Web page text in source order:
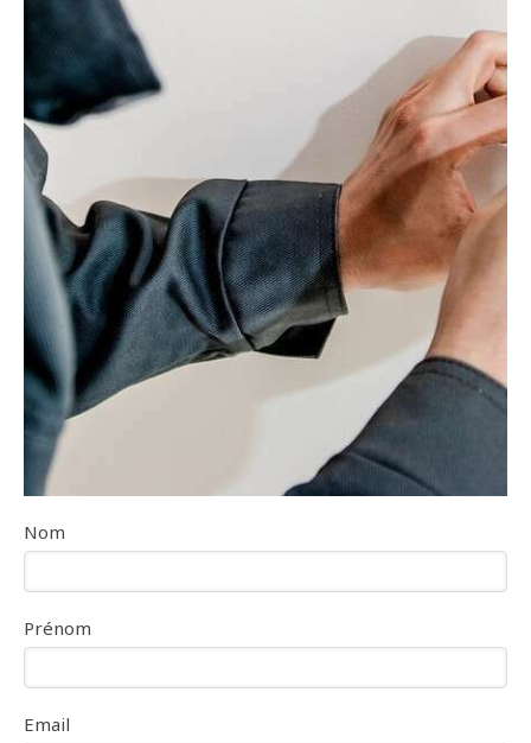
Nom
Prénom
Email